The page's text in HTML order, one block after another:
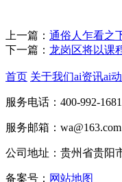
上一篇： 通俗人乍看之
下一篇： 龙岗区将以课
首页 关于我们ai资讯ai
服务电话：400-992-1681
服务邮箱：wa@163.com
公司地址：贵州省贵阳
备案号： 网站地图